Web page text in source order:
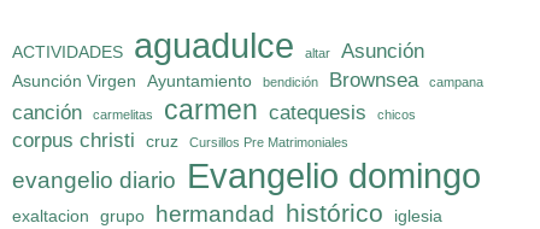
ACTIVIDADES aguadulce altar Asunción
Asunción Virgen Ayuntamiento bendición Brownsea campana
canción carmelitas carmen catequesis chicos
corpus christi cruz Cursillos Pre Matrimoniales
evangelio diario Evangelio domingo
exaltacion grupo hermandad histórico iglesia